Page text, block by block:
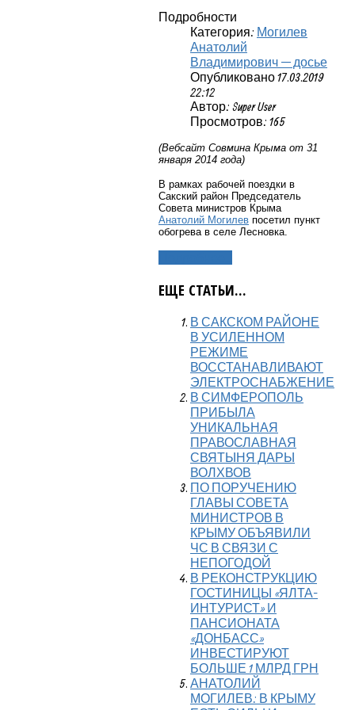
Подробности
Категория: Могилев
Анатолий
Владимирович — досье
Опубликовано 17.03.2019
22:12
Автор: Super User
Просмотров: 165
(Вебсайт Совмина Крыма от 31
января 2014 года)
В рамках рабочей поездки в
Сакский район Председатель
Совета министров Крыма
Анатолий Могилев посетил пункт
обогрева в селе Лесновка.
ЕЩЕ СТАТЬИ...
В САКСКОМ РАЙОНЕ
В УСИЛЕННОМ
РЕЖИМЕ
ВОССТАНАВЛИВАЮТ
ЭЛЕКТРОСНАБЖЕНИЕ
В СИМФЕРОПОЛЬ
ПРИБЫЛА
УНИКАЛЬНАЯ
ПРАВОСЛАВНАЯ
СВЯТЫНЯ ДАРЫ
ВОЛХВОВ
ПО ПОРУЧЕНИЮ
ГЛАВЫ СОВЕТА
МИНИСТРОВ В
КРЫМУ ОБЪЯВИЛИ
ЧС В СВЯЗИ С
НЕПОГОДОЙ
В РЕКОНСТРУКЦИЮ
ГОСТИНИЦЫ «ЯЛТА-
ИНТУРИСТ» И
ПАНСИОНАТА
«ДОНБАСС»
ИНВЕСТИРУЮТ
БОЛЬШЕ 1 МЛРД ГРН
АНАТОЛИЙ
МОГИЛЕВ: В КРЫМУ